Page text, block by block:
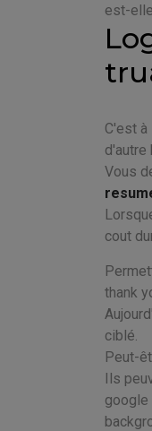
est-
C'est
d'autre
Vous
cout
thank
ciblé.
Peut-
Ils
google